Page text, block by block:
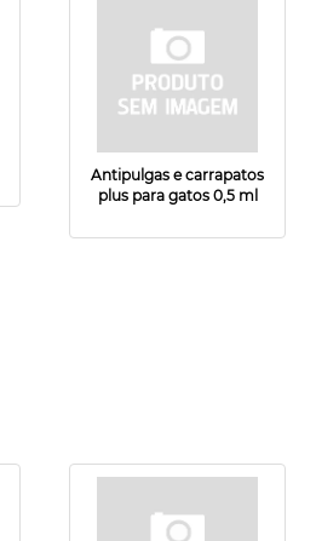
Antipulgas e carrapatos
plus para gatos 0,5 ml